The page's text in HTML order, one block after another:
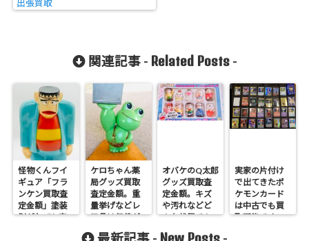
出張買取
関連記事 - Related Posts-
怪物くんフイ
ギュア「フラ
ンケン買取査
定金額」塗装
剝がれても売
ケロちゃん薬
局グッズ買取
査定金額。重
量挙げなどレ
ア品は価値が
あります！
オバケのQ太郎
グッズ買取査
定金額。キズ
や汚れなどど
んな状態でも
実家の片付け
で出てきたポ
ケモンカード
は中古でも買
取可能です。